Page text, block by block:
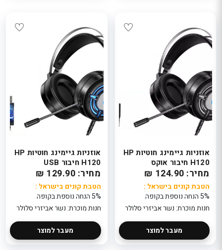
אוזניות גיימינג חוטיות HP
H120 חיבור אוקס
מחיר: 124.90 ₪
הטבת קונים בישראל :
5% הנחה נוספת בקופה
חנות מוכרת: נשר אביזרי סלולר
מעבר למוצר
אוזניות גיימינג חוטיות HP
H120 חיבור USB
מחיר: 129.90 ₪
הטבת קונים בישראל :
5% הנחה נוספת בקופה
חנות מוכרת: נשר אביזרי סלולר
מעבר למוצר